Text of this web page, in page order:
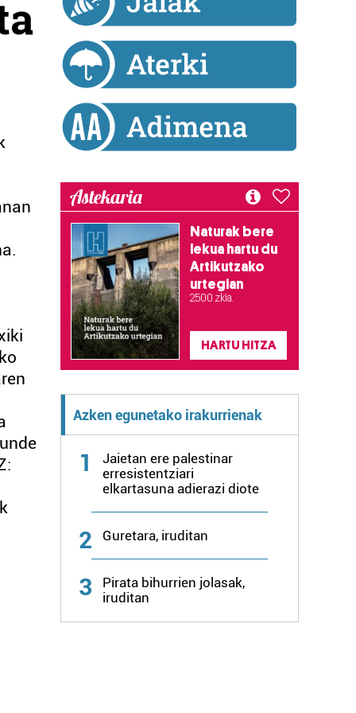
Astekaria
Naturak bere
lekua hartu du
Artikutzako
urtegian
2.500 zkia.
HARTU HITZA
Azken egunetako irakurrienak
1
Jaietan ere palestinar
erresistentziari
elkartasuna adierazi diote
2 Guretara, iruditan
3
Pirata bihurrien jolasak,
iruditan